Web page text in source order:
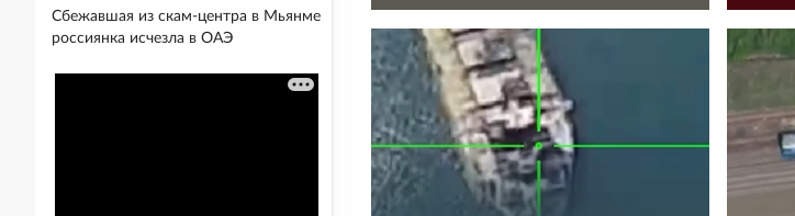
Сбежавшая из скам-центра в Мьянме
россиянка исчезла в ОАЭ